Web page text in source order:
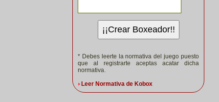
¡¡Crear Boxeador!!
* Debes leerte la normativa del juego puesto
que al registrarte aceptas acatar dicha
normativa.
Leer Normativa de Kobox